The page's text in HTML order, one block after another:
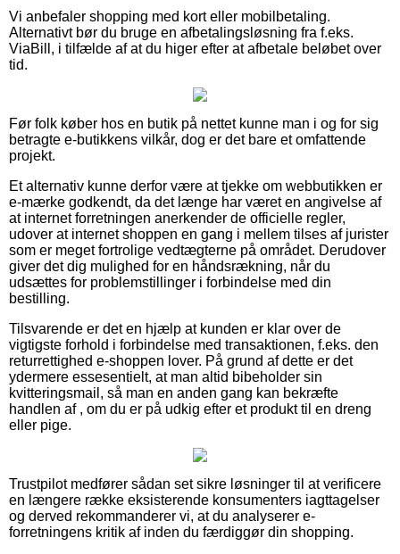
Vi anbefaler shopping med kort eller mobilbetaling.
Alternativt bør du bruge en afbetalingsløsning fra f.eks.
ViaBill, i tilfælde af at du higer efter at afbetale beløbet over
tid.
Før folk køber hos en butik på nettet kunne man i og for sig
betragte e-butikkens vilkår, dog er det bare et omfattende
projekt.
Et alternativ kunne derfor være at tjekke om webbutikken er
e-mærke godkendt, da det længe har været en angivelse af
at internet forretningen anerkender de officielle regler,
udover at internet shoppen en gang i mellem tilses af jurister
som er meget fortrolige vedtægterne på området. Derudover
giver det dig mulighed for en håndsrækning, når du
udsættes for problemstillinger i forbindelse med din
bestilling.
Tilsvarende er det en hjælp at kunden er klar over de
vigtigste forhold i forbindelse med transaktionen, f.eks. den
returrettighed e-shoppen lover. På grund af dette er det
ydermere essesentielt, at man altid bibeholder sin
kvitteringsmail, så man en anden gang kan bekræfte
handlen af , om du er på udkig efter et produkt til en dreng
eller pige.
Trustpilot medfører sådan set sikre løsninger til at verificere
en længere række eksisterende konsumenters iagttagelser
og derved rekommanderer vi, at du analyserer e-
forretningens kritik af inden du færdiggør din shopping.